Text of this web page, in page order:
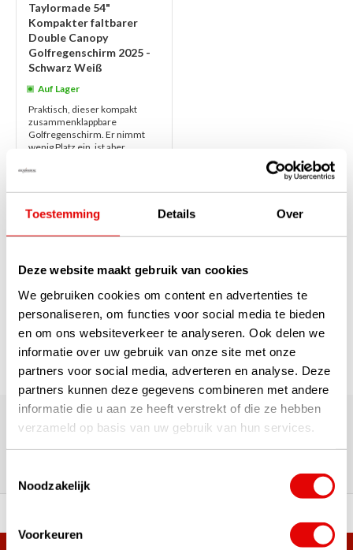
Toestemming Details Over
Deze website maakt gebruik van cookies
We gebruiken cookies om content en advertenties te
personaliseren, om functies voor social media te bieden
en om ons websiteverkeer te analyseren. Ook delen we
informatie over uw gebruik van onze site met onze
partners voor social media, adverteren en analyse. Deze
partners kunnen deze gegevens combineren met andere
informatie die u aan ze heeft verstrekt of die ze hebben
verzameld op basis van uw gebruik van hun services.
Noodzakelijk
Voorkeuren
Taylormade 54"
Kompakter faltbarer
Double Canopy
Golfregenschirm 2025 -
Schwarz Weiß
Auf Lager
Praktisch, dieser kompakt
zusammenklappbare
Golfregenschirm. Er nimmt
wenig Platz ein, ist aber
Qualität. Das 54-Zoll-Forma...
€45,00
Seite 1 von 1
1
Über 180.000 Kunden | Über 5.000 Bewertungen | Trusted
Shops, TrustPilot, Google
Bewertungen: Das sagen unsere